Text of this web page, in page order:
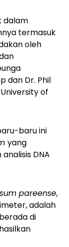
dalam
termasuk
oleh
dan Dr. Phil
of
baru ini
yang
DNA
pareense,
adalah
di